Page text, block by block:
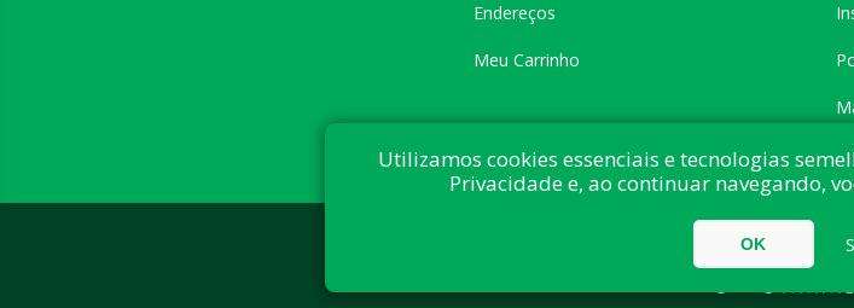
Endereços
Meu Carrinho
nopCommerce Direitos autorais ©
Utilizamos cookies essenciais e tecnologias
Privacidade e, ao continuar navegando,
OK